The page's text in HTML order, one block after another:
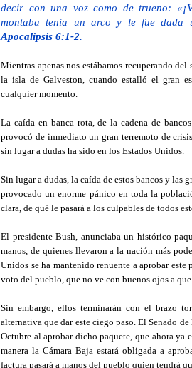
decir con una voz como de trueno:
montaba tenía un arco y le fue dada
Apocalipsis 6:1-2.
Mientras apenas nos estábamos recuperando
la isla de Galveston, cuando estalló el gran
cualquier momento.
La caída en banca rota, de la cadena de
provocó de inmediato un gran terremoto de
sin lugar a dudas ha sido en los Estados Unidos.
Sin lugar a dudas, la caída de estos bancos y las
provocado un enorme pánico en toda la
clara, de qué le pasará a los culpables de todos
El presidente Bush, anunciaba un histórico
manos, de quienes llevaron a la nación más
Unidos se ha mantenido renuente a aprobar este
voto del pueblo, que no ve con buenos ojos a
Sin embargo, ellos terminarán con el brazo
alternativa que dar este ciego paso. El Senado
Octubre al aprobar dicho paquete, que ahora ya
manera la Cámara Baja estará obligada a
factura pasará a manos del pueblo quien tendrá